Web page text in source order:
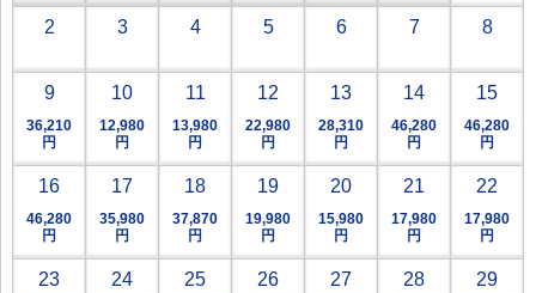
2 3 4 5 6 7 8
9
36,210
円
10
12,980
円
11
13,980
円
12
22,980
円
13
28,310
円
14
46,280
円
15
46,280
円
16
46,280
円
17
35,980
円
18
37,870
円
19
19,980
円
20
15,980
円
21
17,980
円
22
17,980
円
23 24 25 26 27 28 29